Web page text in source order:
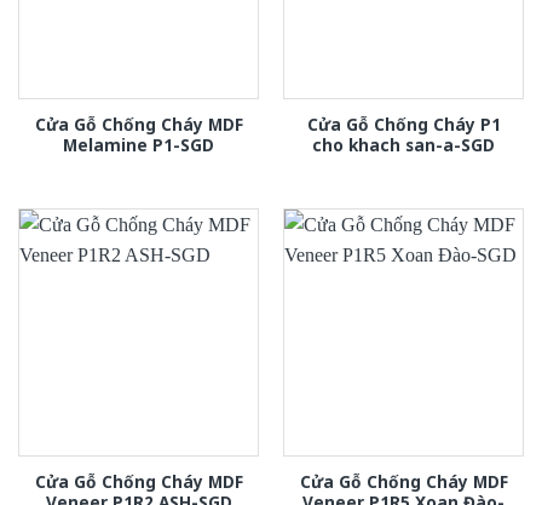
Cửa Gỗ Chống Cháy MDF
Melamine P1-SGD
Cửa Gỗ Chống Cháy P1
cho khach san-a-SGD
Cửa Gỗ Chống Cháy MDF
Cửa Gỗ Chống Cháy MDF